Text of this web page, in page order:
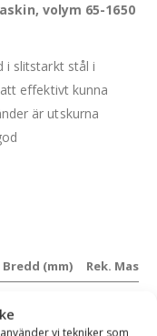
vi tekniker som
volym 65-1650
i slitstarkt stål i
effektivt kunna
är utskurna
Bredd (mm)
Rek.